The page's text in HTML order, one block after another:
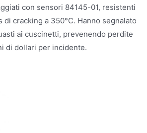
con sensori 84145-01, resistenti
di cracking a 350°C. Hanno segnalato
ai cuscinetti, prevenendo perdite
di dollari per incidente.